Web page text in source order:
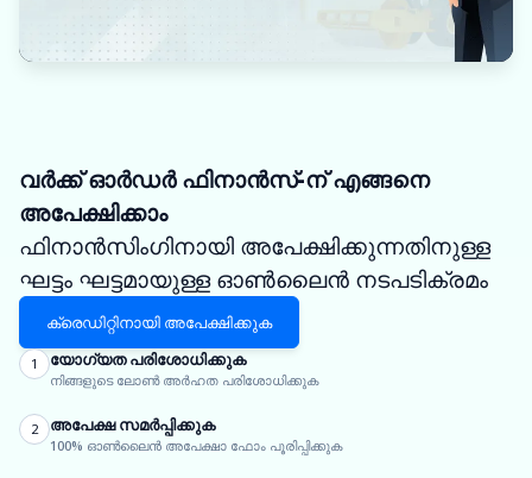
വർക്ക് ഓർഡർ ഫിനാൻസ്-ന് എങ്ങനെ
അപേക്ഷിക്കാം
ഫിനാൻസിംഗിനായി അപേക്ഷിക്കുന്നതിനുള്ള
ഘട്ടം ഘട്ടമായുള്ള ഓൺലൈൻ നടപടിക്രമം
ക്രെഡിറ്റിനായി അപേക്ഷിക്കുക
1 യോഗ്യത പരിശോധിക്കുക
നിങ്ങളുടെ ലോൺ അർഹത പരിശോധിക്കുക
2 അപേക്ഷ സമർപ്പിക്കുക
100% ഓൺലൈൻ അപേക്ഷാ ഫോം പൂരിപ്പിക്കുക